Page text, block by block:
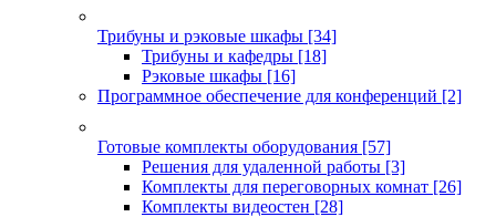
Трибуны и рэковые шкафы [34]
Трибуны и кафедры [18]
Рэковые шкафы [16]
Программное обеспечение для конференций [2]
Готовые комплекты оборудования [57]
Решения для удаленной работы [3]
Комплекты для переговорных комнат [26]
Комплекты видеостен [28]